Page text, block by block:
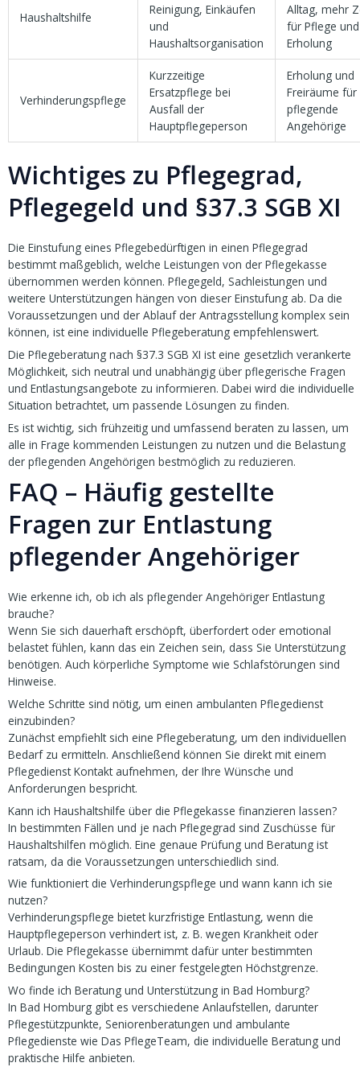
Haushaltshilfe
Reinigung, Einkäufen
und
Haushaltsorganisation
Alltag, mehr
für Pflege und
Erholung
Verhinderungspflege
Kurzzeitige
Ersatzpflege bei
Ausfall der
Hauptpflegeperson
Erholung und
Freiräume für
pflegende
Angehörige
Wichtiges zu Pflegegrad,
Pflegegeld und §37.3 SGB XI
Die Einstufung eines Pflegebedürftigen in einen Pflegegrad
bestimmt maßgeblich, welche Leistungen von der Pflegekasse
übernommen werden können. Pflegegeld, Sachleistungen und
weitere Unterstützungen hängen von dieser Einstufung ab. Da die
Voraussetzungen und der Ablauf der Antragsstellung komplex sein
können, ist eine individuelle Pflegeberatung empfehlenswert.
Die Pflegeberatung nach §37.3 SGB XI ist eine gesetzlich verankerte
Möglichkeit, sich neutral und unabhängig über pflegerische Fragen
und Entlastungsangebote zu informieren. Dabei wird die individuelle
Situation betrachtet, um passende Lösungen zu finden.
Es ist wichtig, sich frühzeitig und umfassend beraten zu lassen, um
alle in Frage kommenden Leistungen zu nutzen und die Belastung
der pflegenden Angehörigen bestmöglich zu reduzieren.
FAQ – Häufig gestellte
Fragen zur Entlastung
pflegender Angehöriger
Wie erkenne ich, ob ich als pflegender Angehöriger Entlastung
brauche?
Wenn Sie sich dauerhaft erschöpft, überfordert oder emotional
belastet fühlen, kann das ein Zeichen sein, dass Sie Unterstützung
benötigen. Auch körperliche Symptome wie Schlafstörungen sind
Hinweise.
Welche Schritte sind nötig, um einen ambulanten Pflegedienst
einzubinden?
Zunächst empfiehlt sich eine Pflegeberatung, um den individuellen
Bedarf zu ermitteln. Anschließend können Sie direkt mit einem
Pflegedienst Kontakt aufnehmen, der Ihre Wünsche und
Anforderungen bespricht.
Kann ich Haushaltshilfe über die Pflegekasse finanzieren lassen?
In bestimmten Fällen und je nach Pflegegrad sind Zuschüsse für
Haushaltshilfen möglich. Eine genaue Prüfung und Beratung ist
ratsam, da die Voraussetzungen unterschiedlich sind.
Wie funktioniert die Verhinderungspflege und wann kann ich sie
nutzen?
Verhinderungspflege bietet kurzfristige Entlastung, wenn die
Hauptpflegeperson verhindert ist, z. B. wegen Krankheit oder
Urlaub. Die Pflegekasse übernimmt dafür unter bestimmten
Bedingungen Kosten bis zu einer festgelegten Höchstgrenze.
Wo finde ich Beratung und Unterstützung in Bad Homburg?
In Bad Homburg gibt es verschiedene Anlaufstellen, darunter
Pflegestützpunkte, Seniorenberatungen und ambulante
Pflegedienste wie Das PflegeTeam, die individuelle Beratung und
praktische Hilfe anbieten.